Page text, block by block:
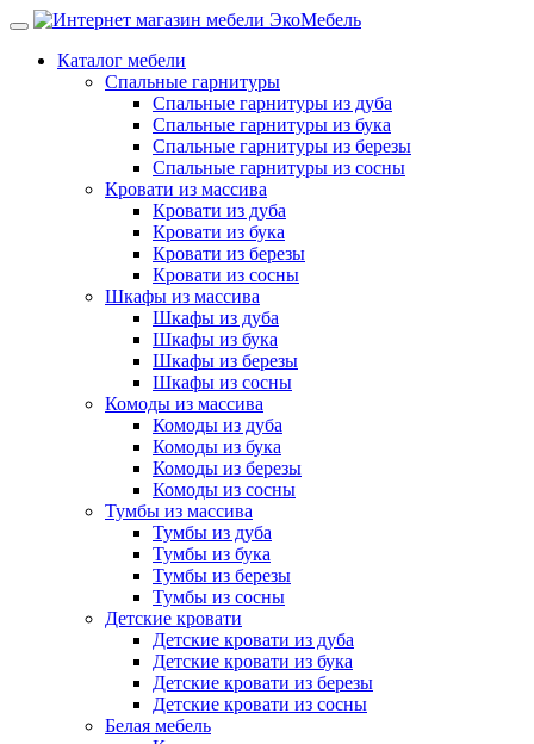
Каталог мебели
Спальные гарнитуры
Спальные гарнитуры из дуба
Спальные гарнитуры из бука
Спальные гарнитуры из березы
Спальные гарнитуры из сосны
Кровати из массива
Кровати из дуба
Кровати из бука
Кровати из березы
Кровати из сосны
Шкафы из массива
Шкафы из дуба
Шкафы из бука
Шкафы из березы
Шкафы из сосны
Комоды из массива
Комоды из дуба
Комоды из бука
Комоды из березы
Комоды из сосны
Тумбы из массива
Тумбы из дуба
Тумбы из бука
Тумбы из березы
Тумбы из сосны
Детские кровати
Детские кровати из дуба
Детские кровати из бука
Детские кровати из березы
Детские кровати из сосны
Белая мебель